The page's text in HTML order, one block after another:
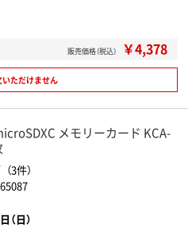
販売価格（税込） ￥4,378
ただけません
メモリーカード KCA-
（3件）
（日）